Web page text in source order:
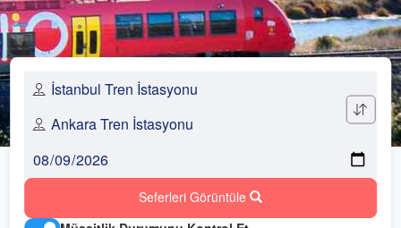
Seferleri Görüntüle